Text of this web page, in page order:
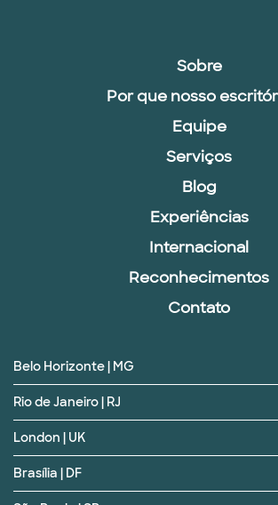
Sobre
Por que nosso
Equipe
Serviços
Blog
Experiências
Internacional
Reconhecimentos
Contato
Belo Horizonte | MG
Rio de Janeiro | RJ
London | UK
Brasília | DF